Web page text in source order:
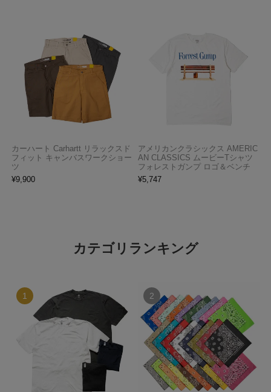
カーハート Carhartt リラックスド
フィット キャンバスワークショー
ツ
¥9,900
アメリカンクラシックス AMERIC
AN CLASSICS ムービーTシャツ
フォレストガンプ ロゴ＆ベンチ
¥5,747
カテゴリランキング